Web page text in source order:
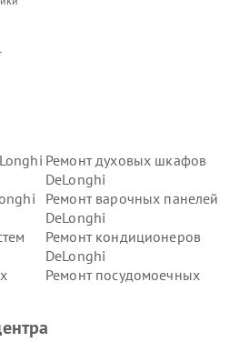
Ремонт духовых шкафов
DeLonghi
Ремонт варочных панелей
DeLonghi
Ремонт кондиционеров
DeLonghi
Ремонт посудомоечных
DeLonghi